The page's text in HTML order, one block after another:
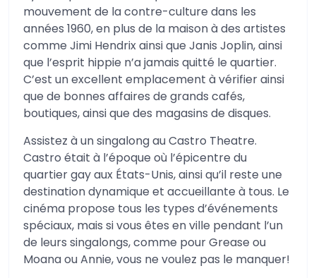
mouvement de la contre-culture dans les
années 1960, en plus de la maison à des artistes
comme Jimi Hendrix ainsi que Janis Joplin, ainsi
que l’esprit hippie n’a jamais quitté le quartier.
C’est un excellent emplacement à vérifier ainsi
que de bonnes affaires de grands cafés,
boutiques, ainsi que des magasins de disques.
Assistez à un singalong au Castro Theatre.
Castro était à l’époque où l’épicentre du
quartier gay aux États-Unis, ainsi qu’il reste une
destination dynamique et accueillante à tous. Le
cinéma propose tous les types d’événements
spéciaux, mais si vous êtes en ville pendant l’un
de leurs singalongs, comme pour Grease ou
Moana ou Annie, vous ne voulez pas le manquer!